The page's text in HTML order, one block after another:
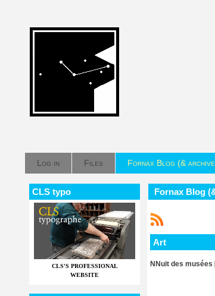
Log in Files Fornax Blog (&
CLS typo
CLS'S PROFESSIONAL
WEBSITE
Fornax Blog
Art
NNuit des musées